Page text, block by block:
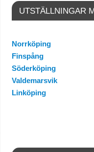
UTSTÄLLNINGAR
Norrköping
Finspång
Söderköping
Valdemarsvik
Linköping